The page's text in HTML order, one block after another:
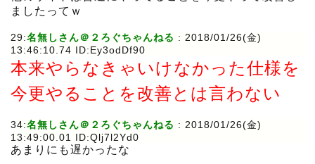
ましたってｗ
29:名無しさん＠２ろぐちゃんねる : 2018/01/26(金)
13:46:10.74 ID:Ey3odDf90
本来やらなきゃいけなかった仕様を
今更やることを改善とは言わない
34:名無しさん＠２ろぐちゃんねる : 2018/01/26(金)
13:49:00.01 ID:Qlj7l2Yd0
あまりにも遅かったな